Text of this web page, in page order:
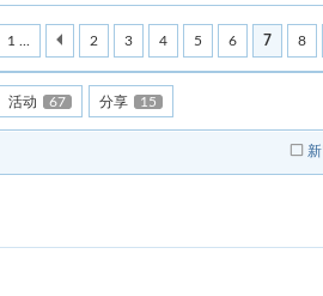
1 ... 2 3 4 5 6 7 8
活动 67 分享 15